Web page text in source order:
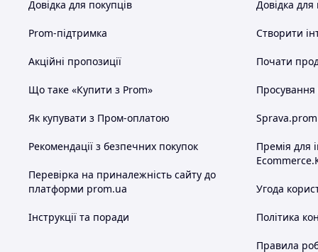
Довідка для покупців
Prom-підтримка
Акційні пропозиції
Що таке «Купити з Prom»
Як купувати з Пром-оплатою
Рекомендації з безпечних покупок
Перевірка на приналежність сайту до
платформи prom.ua
Інструкції та поради
Довідка для
Створити
Почати
Просування
Премія для
Угода
Політика
Правила